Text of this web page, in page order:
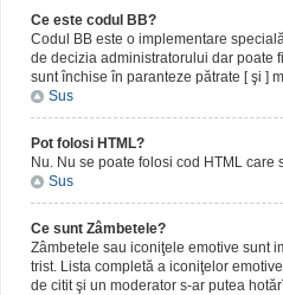
Ce este codul BB?
Codul BB este o implementare
de decizia administratorului dar poate
sunt închise în paranteze pătrate [ şi ]
Sus
Pot folosi HTML?
Nu. Nu se poate folosi cod HTML
Sus
Ce sunt Zâmbetele?
Zâmbetele sau iconiţele emotive sunt
trist. Lista completă a iconiţelor
de citit şi un moderator s-ar putea